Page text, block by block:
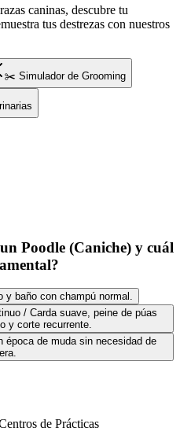
caninas, descubre tu
tus destrezas con nuestros
✂️ Simulador de Grooming
Poodle (Caniche) y cuál
y baño con champú normal.
/ Carda suave, peine de púas
y corte recurrente.
época de muda sin necesidad de
de Prácticas